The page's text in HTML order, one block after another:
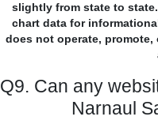
slightly from state to
chart data for
does not operate,
Q9. Can any
Narnaul